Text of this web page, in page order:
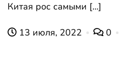
Китая рос самыми […]
13 июля, 2022 0